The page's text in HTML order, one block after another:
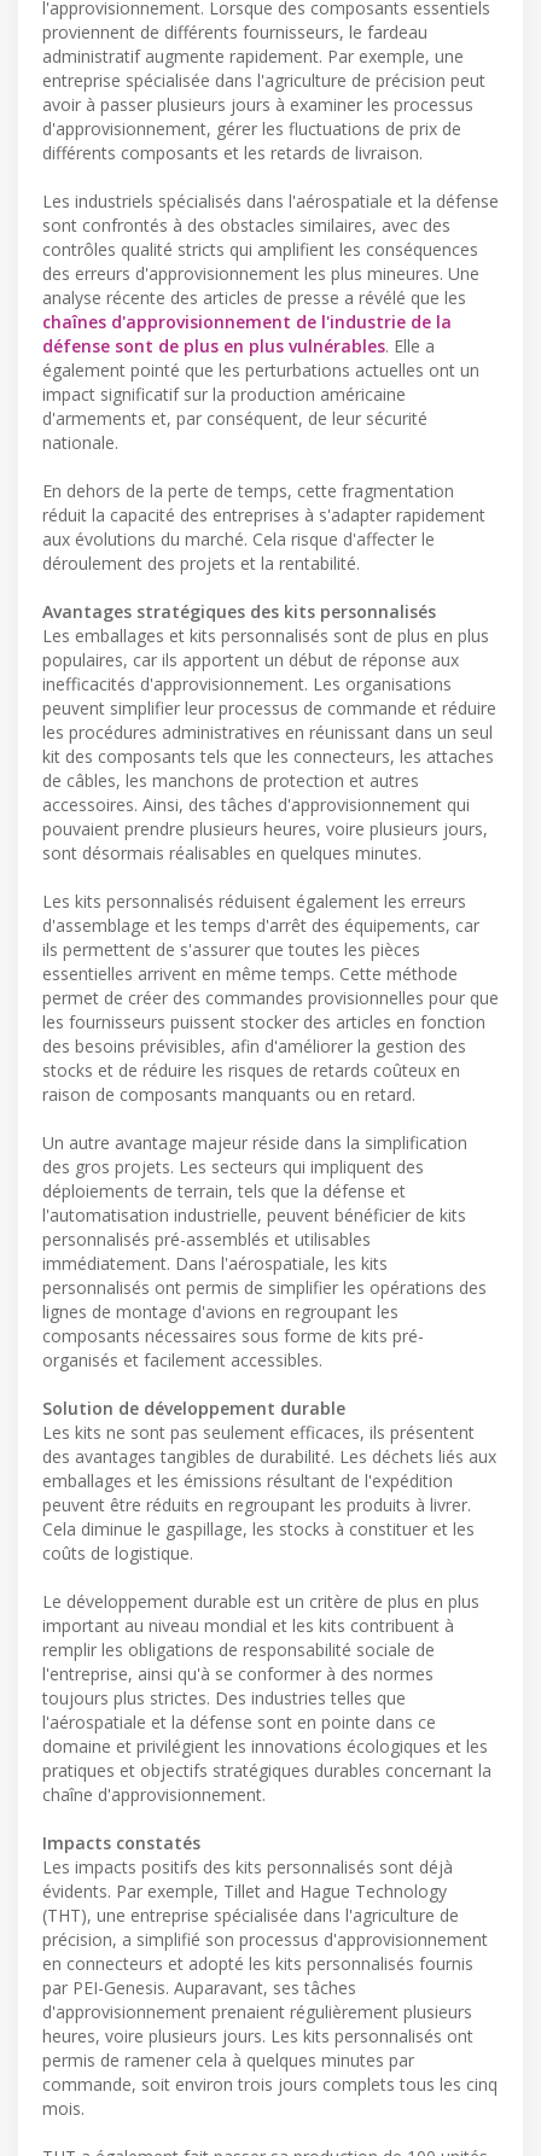
l'approvisionnement. Lorsque des composants essentiels
proviennent de différents fournisseurs, le fardeau
administratif augmente rapidement. Par exemple, une
entreprise spécialisée dans l'agriculture de précision peut
avoir à passer plusieurs jours à examiner les processus
d'approvisionnement, gérer les fluctuations de prix de
différents composants et les retards de livraison.
Les industriels spécialisés dans l'aérospatiale et la défense
sont confrontés à des obstacles similaires, avec des
contrôles qualité stricts qui amplifient les conséquences
des erreurs d'approvisionnement les plus mineures. Une
analyse récente des articles de presse a révélé que les
chaînes d'approvisionnement de l'industrie de la
défense sont de plus en plus vulnérables. Elle a
également pointé que les perturbations actuelles ont un
impact significatif sur la production américaine
d'armements et, par conséquent, de leur sécurité
nationale.
En dehors de la perte de temps, cette fragmentation
réduit la capacité des entreprises à s'adapter rapidement
aux évolutions du marché. Cela risque d'affecter le
déroulement des projets et la rentabilité.
Avantages stratégiques des kits personnalisés
Les emballages et kits personnalisés sont de plus en plus
populaires, car ils apportent un début de réponse aux
inefficacités d'approvisionnement. Les organisations
peuvent simplifier leur processus de commande et réduire
les procédures administratives en réunissant dans un seul
kit des composants tels que les connecteurs, les attaches
de câbles, les manchons de protection et autres
accessoires. Ainsi, des tâches d'approvisionnement qui
pouvaient prendre plusieurs heures, voire plusieurs jours,
sont désormais réalisables en quelques minutes.
Les kits personnalisés réduisent également les erreurs
d'assemblage et les temps d'arrêt des équipements, car
ils permettent de s'assurer que toutes les pièces
essentielles arrivent en même temps. Cette méthode
permet de créer des commandes provisionnelles pour que
les fournisseurs puissent stocker des articles en fonction
des besoins prévisibles, afin d'améliorer la gestion des
stocks et de réduire les risques de retards coûteux en
raison de composants manquants ou en retard.
Un autre avantage majeur réside dans la simplification
des gros projets. Les secteurs qui impliquent des
déploiements de terrain, tels que la défense et
l'automatisation industrielle, peuvent bénéficier de kits
personnalisés pré-assemblés et utilisables
immédiatement. Dans l'aérospatiale, les kits
personnalisés ont permis de simplifier les opérations des
lignes de montage d'avions en regroupant les
composants nécessaires sous forme de kits pré-
organisés et facilement accessibles.
Solution de développement durable
Les kits ne sont pas seulement efficaces, ils présentent
des avantages tangibles de durabilité. Les déchets liés aux
emballages et les émissions résultant de l'expédition
peuvent être réduits en regroupant les produits à livrer.
Cela diminue le gaspillage, les stocks à constituer et les
coûts de logistique.
Le développement durable est un critère de plus en plus
important au niveau mondial et les kits contribuent à
remplir les obligations de responsabilité sociale de
l'entreprise, ainsi qu'à se conformer à des normes
toujours plus strictes. Des industries telles que
l'aérospatiale et la défense sont en pointe dans ce
domaine et privilégient les innovations écologiques et les
pratiques et objectifs stratégiques durables concernant la
chaîne d'approvisionnement.
Impacts constatés
Les impacts positifs des kits personnalisés sont déjà
évidents. Par exemple, Tillet and Hague Technology
(THT), une entreprise spécialisée dans l'agriculture de
précision, a simplifié son processus d'approvisionnement
en connecteurs et adopté les kits personnalisés fournis
par PEI-Genesis. Auparavant, ses tâches
d'approvisionnement prenaient régulièrement plusieurs
heures, voire plusieurs jours. Les kits personnalisés ont
permis de ramener cela à quelques minutes par
commande, soit environ trois jours complets tous les cinq
mois.